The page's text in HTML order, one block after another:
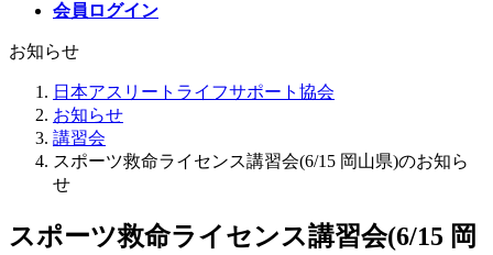
会員ログイン
お知らせ
日本アスリートライフサポート協会
お知らせ
講習会
スポーツ救命ライセンス講習会(6/15 岡山県)のお知ら
せ
スポーツ救命ライセンス講習会(6/15 岡